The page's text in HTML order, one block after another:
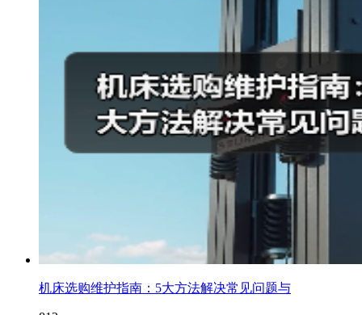
机床选购维护指南：5大方法解决常见问题与